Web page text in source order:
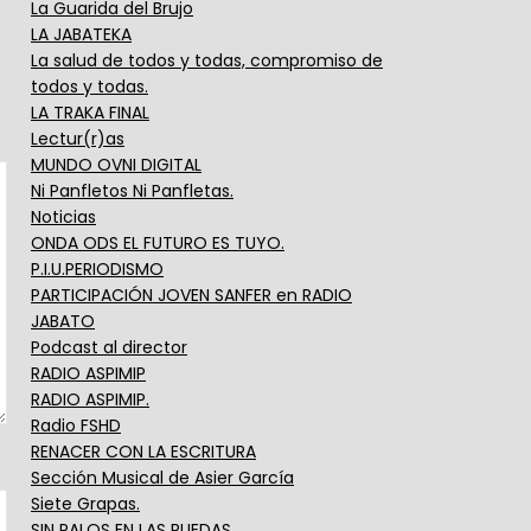
La Guarida del Brujo
LA JABATEKA
La salud de todos y todas, compromiso de
todos y todas.
LA TRAKA FINAL
Lectur(r)as
MUNDO OVNI DIGITAL
Ni Panfletos Ni Panfletas.
Noticias
ONDA ODS EL FUTURO ES TUYO.
P.I.U.PERIODISMO
PARTICIPACIÓN JOVEN SANFER en RADIO
JABATO
Podcast al director
RADIO ASPIMIP
RADIO ASPIMIP.
Radio FSHD
RENACER CON LA ESCRITURA
Sección Musical de Asier García
Siete Grapas.